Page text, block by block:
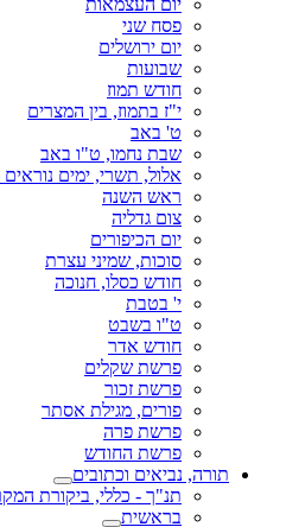
יום העצמאות
פסח שני
יום ירושלים
שבועות
חודש תמוז
י"ז בתמוז, בין המצרים
ט' באב
שבת נחמו, ט"ו באב
אלול, תשרי, ימים נוראים
ראש השנה
צום גדליה
יום הכיפורים
סוכות, שמיני עצרת
חודש כסלו, חנוכה
י' בטבת
ט"ו בשבט
חודש אדר
פרשת שקלים
פרשת זכור
פורים, מגילת אסתר
פרשת פרה
פרשת החודש
תורה, נביאים וכתובים
תנ"ך - כללי, ביקורת
בראשית